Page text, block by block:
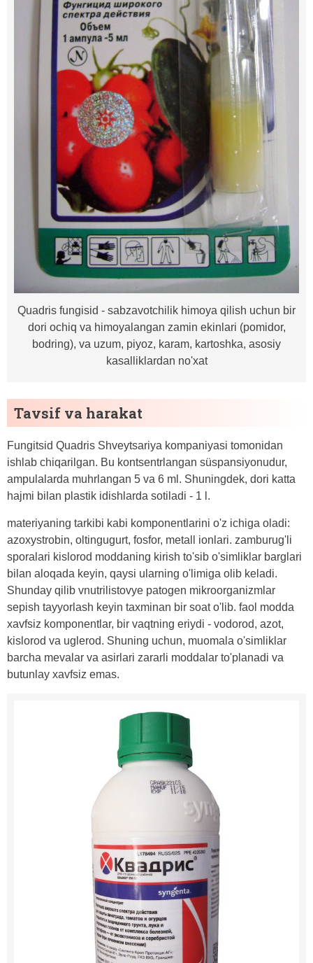
Quadris fungisid - sabzavotchilik himoya qilish uchun bir
dori ochiq va himoyalangan zamin ekinlari (pomidor,
bodring), va uzum, piyoz, karam, kartoshka, asosiy
kasalliklardan no'xat
Tavsif va harakat
Fungitsid Quadris Shveytsariya kompaniyasi tomonidan
ishlab chiqarilgan. Bu kontsentrlangan süspansiyonudur,
ampulalarda muhrlangan 5 va 6 ml. Shuningdek, dori katta
hajmi bilan plastik idishlarda sotiladi - 1 l.
materiyaning tarkibi kabi komponentlarini o'z ichiga oladi:
azoxystrobin, oltingugurt, fosfor, metall ionlari. zamburug'li
sporalari kislorod moddaning kirish to'sib o'simliklar barglari
bilan aloqada keyin, qaysi ularning o'limiga olib keladi.
Shunday qilib vnutrilistovye patogen mikroorganizmlar
sepish tayyorlash keyin taxminan bir soat o'lib. faol modda
xavfsiz komponentlar, bir vaqtning eriydi - vodorod, azot,
kislorod va uglerod. Shuning uchun, muomala o'simliklar
barcha mevalar va asirlari zararli moddalar to'planadi va
butunlay xavfsiz emas.